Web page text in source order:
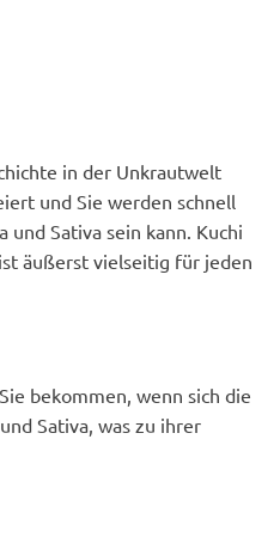
in der Unkrautwelt
und Sie werden schnell
Sativa sein kann. Kuchi
äußerst vielseitig für jeden
bekommen, wenn sich die
Sativa, was zu ihrer